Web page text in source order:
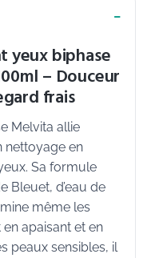
yeux biphase
– Douceur
frais
Melvita allie
nettoyage en
Sa formule
Bleuet, d’eau de
même les
apaisant et en
peaux sensibles, il